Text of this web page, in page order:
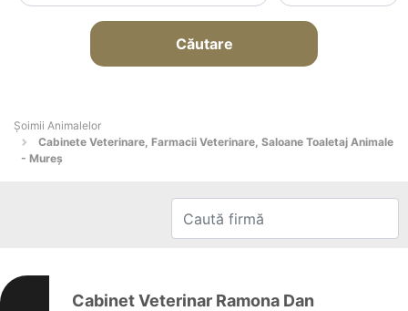
Căutare
Şoimii Animalelor
Cabinete Veterinare, Farmacii Veterinare, Saloane Toaletaj Animale
- Mureş
Cabinet Veterinar Ramona Dan